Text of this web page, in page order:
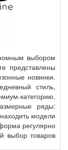
выбором
представлены
новинки.
стиль,
категорию.
ряды:
модели
регулярно
выбор товаров